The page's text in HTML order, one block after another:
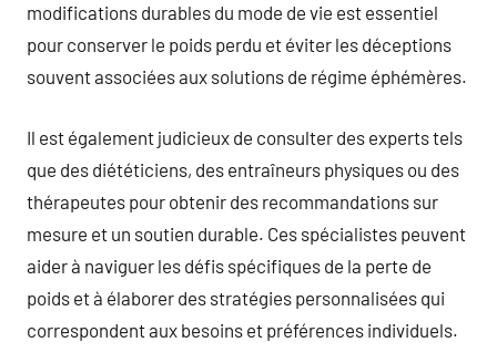
modifications durables du mode de vie est essentiel
pour conserver le poids perdu et éviter les déceptions
souvent associées aux solutions de régime éphémères.
Il est également judicieux de consulter des experts tels
que des diététiciens, des entraîneurs physiques ou des
thérapeutes pour obtenir des recommandations sur
mesure et un soutien durable. Ces spécialistes peuvent
aider à naviguer les défis spécifiques de la perte de
poids et à élaborer des stratégies personnalisées qui
correspondent aux besoins et préférences individuels.